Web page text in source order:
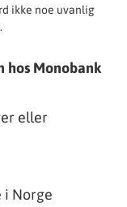
ikke noe uvanlig
hos Monobank
eller
i Norge